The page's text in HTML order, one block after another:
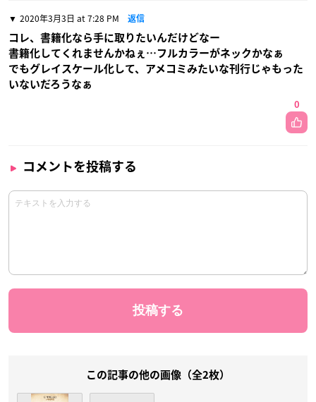
2020年3月3日 at 7:28 PM 返信
コレ、書籍化なら手に取りたいんだけどなー
書籍化してくれませんかねぇ…フルカラーがネックかなぁ
でもグレイスケール化して、アメコミみたいな刊行じゃもった
いないだろうなぁ
0
コメントを投稿する
この記事の他の画像（全2枚）